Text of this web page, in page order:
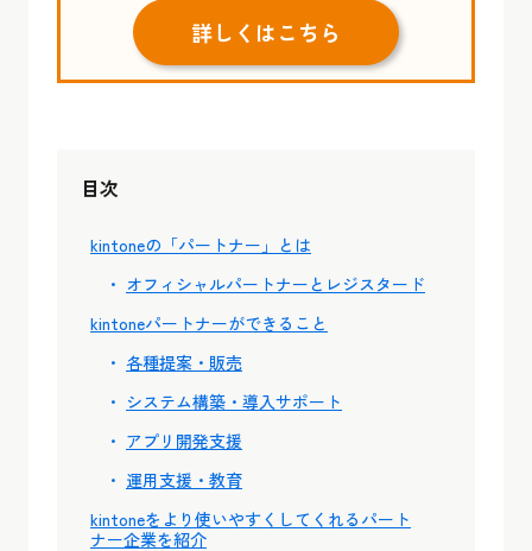
詳しくはこちら
目次
kintoneの「パートナー」とは
オフィシャルパートナーとレジスタード
kintoneパートナーができること
各種提案・販売
システム構築・導入サポート
アプリ開発支援
運用支援・教育
kintoneをより使いやすくしてくれるパート
ナー企業を紹介